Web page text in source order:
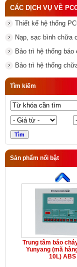
CÁC DỊCH VỤ VỀ
Thiết kế hệ thống
Nạp, sạc bình chữa
Bảo trì hệ thống báo
Bảo trì hệ thống
Tìm kiếm
Sản phẩm nổi bật
Trung tâm báo
Yunyang (mã
10L) ABS